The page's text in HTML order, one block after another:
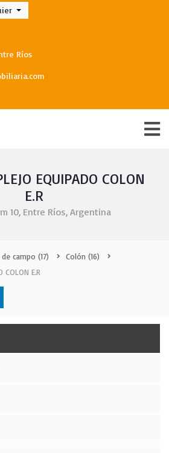
Ríos
EQUIPADO COLON
E.R
10, Entre Ríos, Argentina
de campo (17) Colón (16)
COLON E.R